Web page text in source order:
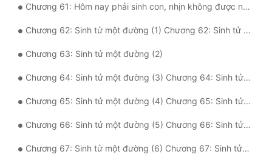
Chương 61: Hôm nay phải sinh con, nhịn không được nữa rồi ! (2) Chương 61: Hôm nay phải sinh con, nhịn không được nữa rồi ! (2)
Chương 62: Sinh tử một đường (1) Chương 62: Sinh tử một đường (1)
Chương 63: Sinh tử một đường (2)
Chương 64: Sinh tử một đường (3) Chương 64: Sinh tử một đường (3)
Chương 65: Sinh tử một đường (4) Chương 65: Sinh tử một đường (4)
Chương 66: Sinh tử một đường (5) Chương 66: Sinh tử một đường (5)
Chương 67: Sinh tử một đường (6) Chương 67: Sinh tử một đường (6)